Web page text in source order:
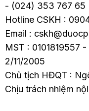
- (024) 353 767 65
Hotline CSKH :
Email :
MST : 0101819557
2/11/2005
Chủ tịch HĐQT :
Chịu trách nhiệm